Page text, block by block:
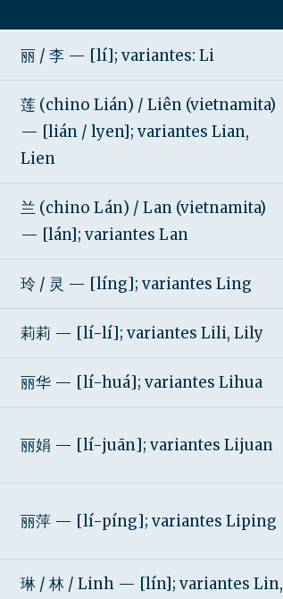
丽 / 李 — [lí]; variantes: Li
莲 (chino Lián) / Liên (vietnamita)
— [lián / lyen]; variantes Lian,
Lien
兰 (chino Lán) / Lan (vietnamita)
— [lán]; variantes Lan
玲 / 灵 — [líng]; variantes Ling
莉莉 — [lí-lí]; variantes Lili, Lily
丽华 — [lí-huá]; variantes Lihua
丽娟 — [lí-juān]; variantes Lijuan
丽萍 — [lí-píng]; variantes Liping
琳 / 林 / Linh — [lín]; variantes Lin,